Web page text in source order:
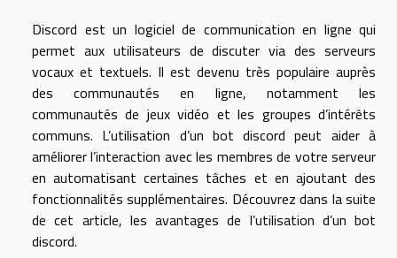
Discord est un logiciel de communication en ligne qui
permet aux utilisateurs de discuter via des serveurs
vocaux et textuels. Il est devenu très populaire auprès
des communautés en ligne, notamment les
communautés de jeux vidéo et les groupes d’intérêts
communs. L’utilisation d’un bot discord peut aider à
améliorer l’interaction avec les membres de votre serveur
en automatisant certaines tâches et en ajoutant des
fonctionnalités supplémentaires. Découvrez dans la suite
de cet article, les avantages de l’utilisation d’un bot
discord.